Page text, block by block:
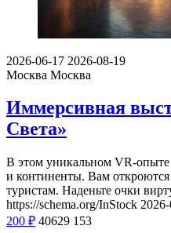
2026-06-17 2026-08-19
Москва Москва
Иммерсивная
Света»
В этом уникальном VR-опыте
и континенты. Вам
туристам. Наденьте очки
https://schema.org/InStock
200 ₽ 40629 153